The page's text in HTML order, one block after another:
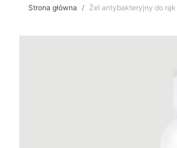
Strona główna Żel antybakteryjny do